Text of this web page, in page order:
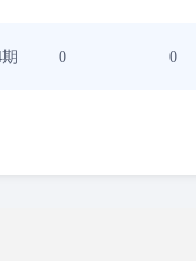
0 0